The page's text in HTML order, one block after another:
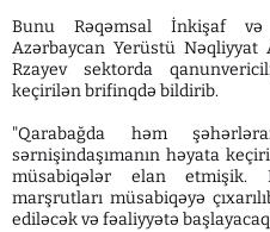
Bunu Rəqəmsal İnkişaf və
Azərbaycan Yerüstü
Rzayev sektorda
keçirilən brifinqdə bildirib.
"Qarabağda həm
sərnişindaşımanın həyata
müsabiqələr elan etmişik.
marşrutları müsabiqəyə
ediləcək və fəaliyyətə